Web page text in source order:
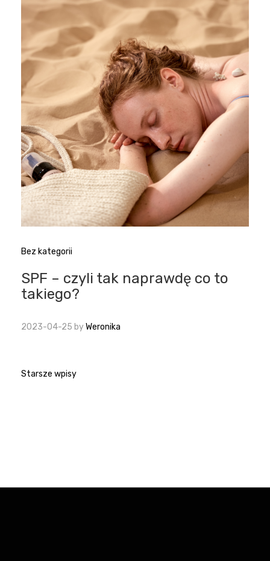
Bez kategorii
SPF – czyli tak naprawdę co to
takiego?
2023-04-25 byWeronika
Nawigacja
Starsze wpisy